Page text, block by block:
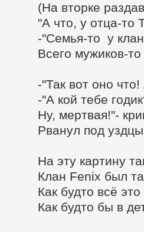
(На вторке
"А что, у отца-то
-"Семья-то у
Всего мужиков-
-"Так вот оно
-"А кой тебе
Ну, мертвая!"-
Рванул под
На эту картину
Клан Fenix был
Как будто всё
Как будто бы в